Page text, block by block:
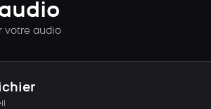
votre audio